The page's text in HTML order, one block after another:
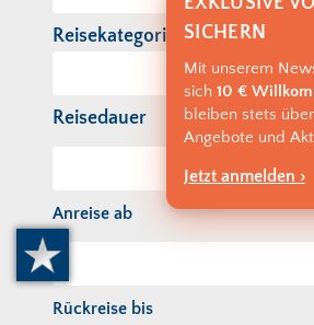
Reisekategorie
Reisedauer
Anreise ab
Rückreise bis
SICHERN
Mit unserem
sich 10 €
bleiben stets
Angebote und
Jetzt anmelden ›